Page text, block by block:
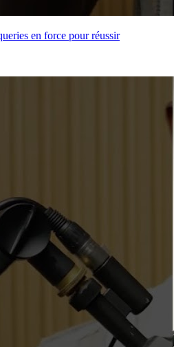
en force pour réussir